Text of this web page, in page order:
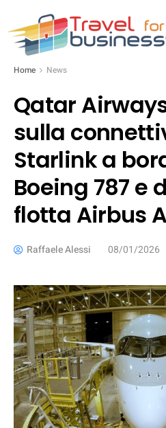
Home News
Qatar
sulla
Starlink a
Boeing 787 e
flotta Airbus
Raffaele Alessi 08/01/2026